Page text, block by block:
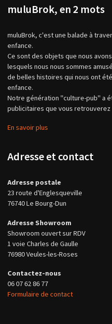
muluBrok, en 2 mots
muluBrok, c'est une balade à
enfance.
Ce sont des objets que nous
lesquels nous nous sommes
de belles histoires qui nous ont
enfance.
Notre génération "culture-pub" a
publicitaires que vous retrouverez
En savoir plus
Adresse et contact
Adresse postale
23 route d'Englesqueville
76740 Le Bourg-Dun
Adresse Showroom
Showroom ouvert sur RDV
1 voie Charles de Gaulle
76980 Veules-les-Roses
Contactez-nous
06 07 62 86 77
Formulaire de contact